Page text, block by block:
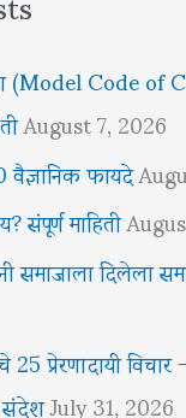
(Model Code of
August 7, 2026
वैज्ञानिक फायदे
संपूर्ण माहिती
समाजाला दिलेला
प्रेरणादायी